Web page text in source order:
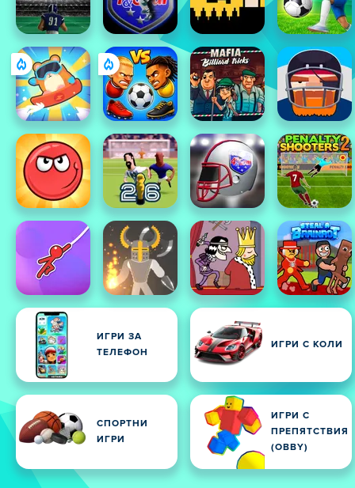
ИГРИ ЗА
ТЕЛЕФОН
ИГРИ С КОЛИ
СПОРТНИ
ИГРИ
ИГРИ С
ПРЕПЯТСТВИЯ
(OBBY)